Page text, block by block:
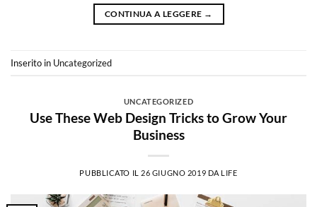
CONTINUA A LEGGERE →
Inserito in Uncategorized
UNCATEGORIZED
Use These Web Design Tricks to Grow Your
Business
PUBBLICATO IL 26 GIUGNO 2019 DA LIFE